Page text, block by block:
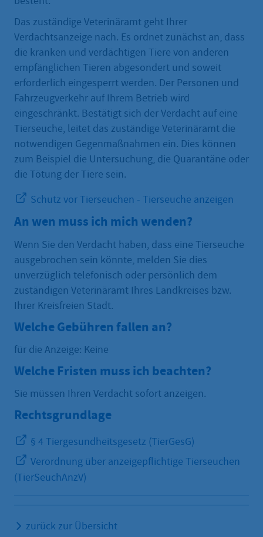
Das zuständige Veterinäramt geht Ihrer
Verdachtsanzeige nach. Es ordnet zunächst an, dass
die kranken und verdächtigen Tiere von anderen
empfänglichen Tieren abgesondert und soweit
erforderlich eingesperrt werden. Der Personen und
Fahrzeugverkehr auf Ihrem Betrieb wird
eingeschränkt. Bestätigt sich der Verdacht auf eine
Tierseuche, leitet das zuständige Veterinäramt die
notwendigen Gegenmaßnahmen ein. Dies können
zum Beispiel die Untersuchung, die Quarantäne oder
die Tötung der Tiere sein.
Schutz vor Tierseuchen - Tierseuche anzeigen
An wen muss ich mich wenden?
Wenn Sie den Verdacht haben, dass eine Tierseuche
ausgebrochen sein könnte, melden Sie dies
unverzüglich telefonisch oder persönlich dem
zuständigen Veterinäramt Ihres Landkreises bzw.
Ihrer Kreisfreien Stadt.
Welche Gebühren fallen an?
für die Anzeige: Keine
Welche Fristen muss ich beachten?
Sie müssen Ihren Verdacht sofort anzeigen.
Rechtsgrundlage
§ 4 Tiergesundheitsgesetz (TierGesG)
Verordnung über anzeigepflichtige Tierseuchen
(TierSeuchAnzV)
zurück zur Übersicht